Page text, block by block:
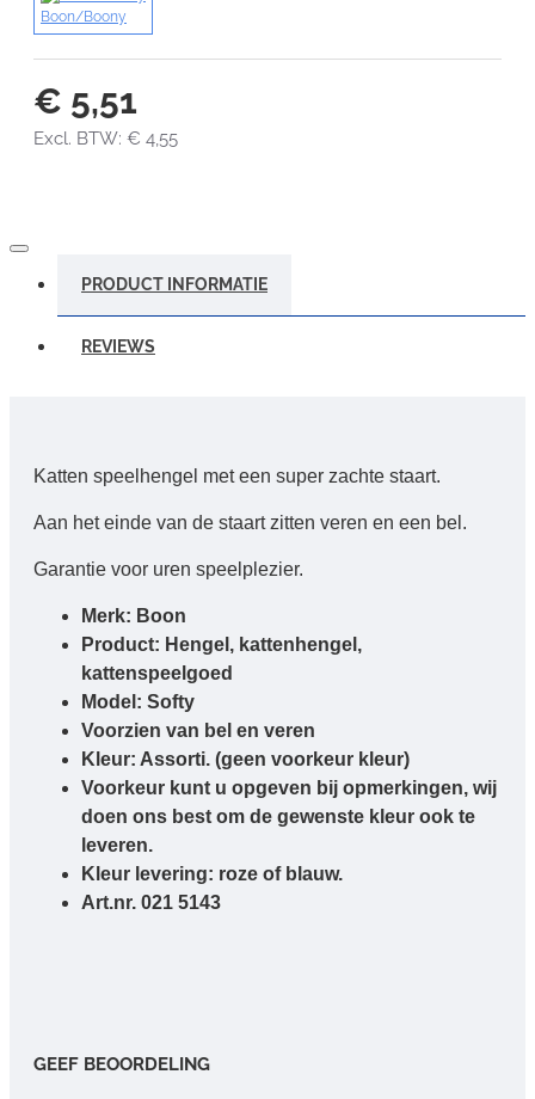
€ 5,51
Excl. BTW: € 4,55
Boon/Boony
PRODUCT INFORMATIE
REVIEWS
Katten speelhengel met een super zachte staart.
Aan het einde van de staart zitten veren en een bel.
Garantie voor uren speelplezier.
Merk: Boon
Product: Hengel, kattenhengel,
kattenspeelgoed
Model: Softy
Voorzien van bel en veren
Kleur: Assorti. (geen voorkeur kleur)
Voorkeur kunt u opgeven bij opmerkingen, wij
doen ons best om de gewenste kleur ook te
leveren.
Kleur levering: roze of blauw.
Art.nr. 021 5143
GEEF BEOORDELING